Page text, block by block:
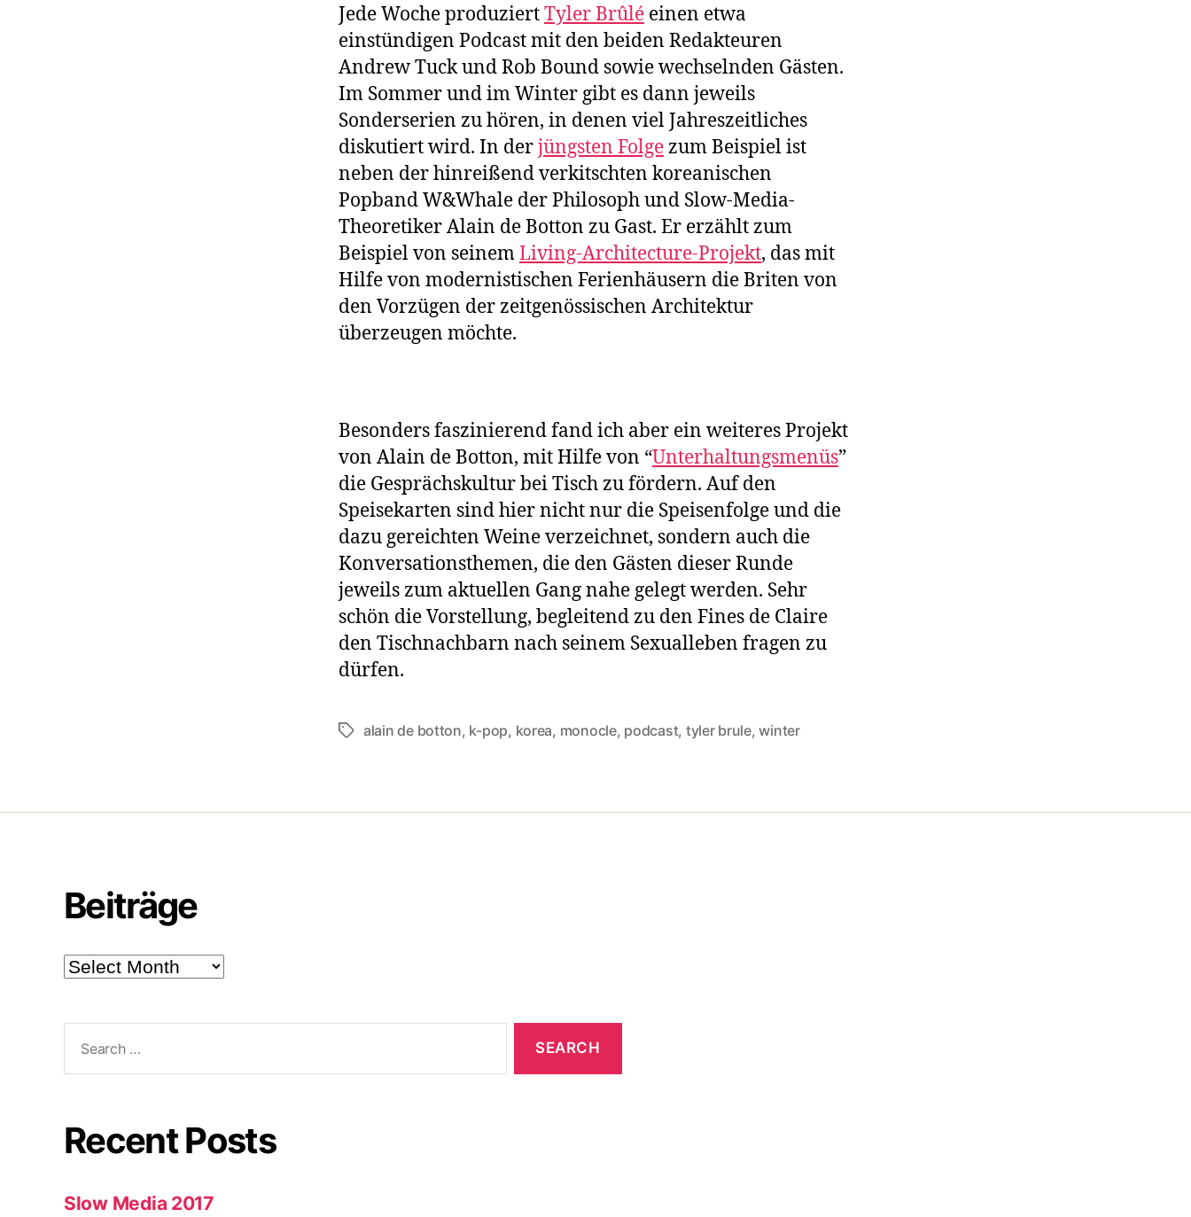
Jede Woche produziertTyler Brûlé einen etwa
einstündigen Podcast mit den beiden Redakteuren
Andrew Tuck und Rob Bound sowie wechselnden Gästen.
Im Sommer und im Winter gibt es dann jeweils
Sonderserien zu hören, in denen viel Jahreszeitliches
diskutiert wird. In derjüngsten Folgezum Beispiel ist
neben der hinreißend verkitschten koreanischen
Popband W&Whale der Philosoph und Slow-Media-
Theoretiker Alain de Botton zu Gast. Er erzählt zum
Beispiel von seinemLiving-Architecture-Projekt, das mit
Hilfe von modernistischen Ferienhäusern die Briten von
den Vorzügen der zeitgenössischen Architektur
überzeugen möchte.
Besonders faszinierend fand ich aber ein weiteres Projekt
von Alain de Botton, mit Hilfe von “Unterhaltungsmenüs”
die Gesprächskultur bei Tisch zu fördern. Auf den
Speisekarten sind hier nicht nur die Speisenfolge und die
dazu gereichten Weine verzeichnet, sondern auch die
Konversationsthemen, die den Gästen dieser Runde
jeweils zum aktuellen Gang nahe gelegt werden. Sehr
schön die Vorstellung, begleitend zu den Fines de Claire
den Tischnachbarn nach seinem Sexualleben fragen zu
dürfen.
Tagsalain de botton, k-pop, korea, monocle, podcast, tyler brule,winter
Beiträge
Beiträge
for:
Recent Posts
Slow Media 2017